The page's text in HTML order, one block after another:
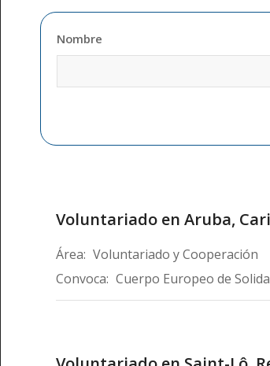
Nombre
Voluntariado en Aruba,
Área: Voluntariado y Cooperación
Convoca: Cuerpo Europeo de